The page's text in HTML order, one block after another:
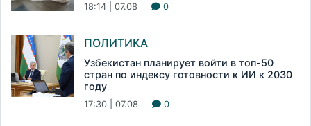
18:14 | 07.08 0
ПОЛИТИКА
Узбекистан планирует войти в топ-50
стран по индексу готовности к ИИ к 2030
году
17:30 | 07.08 0